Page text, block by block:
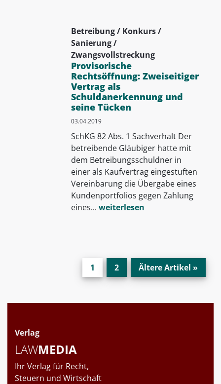
Betreibung / Konkurs /
Sanierung /
Zwangsvollstreckung
Provisorische
Rechtsöffnung: Zweiseitiger
Vertrag als
Schuldanerkennung und
seine Tücken
03.04.2019
SchKG 82 Abs. 1 Sachverhalt Der
betreibende Gläubiger hatte mit
dem Betreibungsschuldner in
einer als Kaufvertrag eingestuften
Vereinbarung die Übergabe eines
Kundenportfolios gegen Zahlung
eines... weiterlesen
1 2 Ältere Artikel »
Verlag
LAWMEDIA
Ihr Verlag für Recht,
Steuern und Wirtschaft